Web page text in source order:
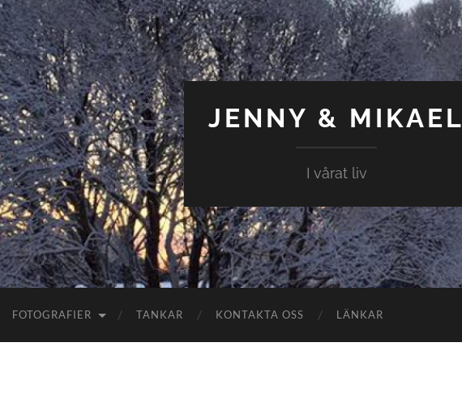
JENNY & MIKAEL
I vårat liv
FOTOGRAFIER TANKAR KONTAKTA OSS LÄNKAR